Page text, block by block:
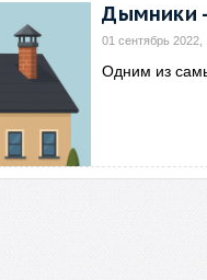
Дымники
01 сентябрь 2022,
Одним из